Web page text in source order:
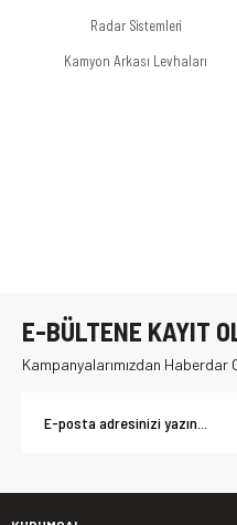
Radar Sistemleri
Kamyon Arkası Levhaları
E-BÜLTENE KAYIT
Kampanyalarımızdan Haberdar